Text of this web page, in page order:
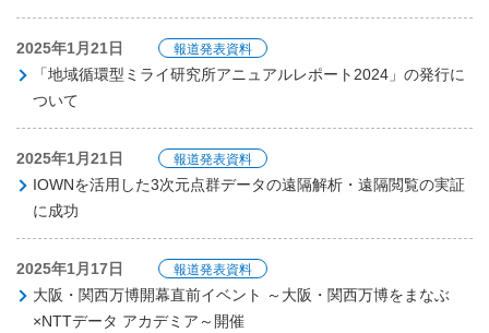
2025年1月21日 報道発表資料
「地域循環型ミライ研究所アニュアルレポート2024」の発行に
ついて
2025年1月21日 報道発表資料
IOWNを活用した3次元点群データの遠隔解析・遠隔閲覧の実証
に成功
2025年1月17日 報道発表資料
大阪・関西万博開幕直前イベント ～大阪・関西万博をまなぶ
×NTTデータ アカデミア～開催